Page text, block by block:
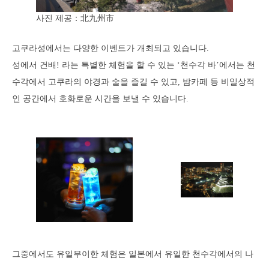
사진 제공：北九州市
고쿠라성에서는 다양한 이벤트가 개최되고 있습니다.
성에서 건배! 라는 특별한 체험을 할 수 있는 ‘천수각 바’에서는 천
수각에서 고쿠라의 야경과 술을 즐길 수 있고, 밤카페 등 비일상적
인 공간에서 호화로운 시간을 보낼 수 있습니다.
그중에서도 유일무이한 체험은 일본에서 유일한 천수각에서의 나